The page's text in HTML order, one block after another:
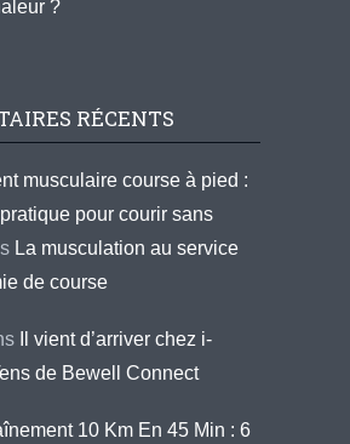
?
RÉCENTS
musculaire course à pied :
pour courir sans
La musculation au service
de course
Il vient d’arriver chez i-
de Bewell Connect
10 Km En 45 Min : 6